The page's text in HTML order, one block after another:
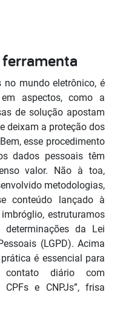
no mundo eletrônico, é
aspectos, como a
de solução apostam
deixam a proteção dos
esse procedimento
dados pessoais têm
valor. Não à toa,
metodologias,
conteúdo lançado à
estruturamos
da Lei
(LGPD). Acima
é essencial para
diário com
e CNPJs”, frisa